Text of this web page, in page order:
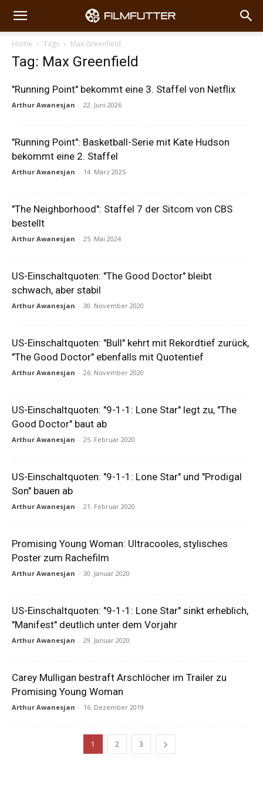
Home Tags Max Greenfield
Tag: Max Greenfield
"Running Point" bekommt eine 3. Staffel von Netflix
Arthur Awanesjan - 22. Juni 2026
"Running Point": Basketball-Serie mit Kate Hudson
bekommt eine 2. Staffel
Arthur Awanesjan - 14. März 2025
"The Neighborhood": Staffel 7 der Sitcom von CBS
bestellt
Arthur Awanesjan - 25. Mai 2024
US-Einschaltquoten: "The Good Doctor" bleibt
schwach, aber stabil
Arthur Awanesjan - 30. November 2020
US-Einschaltquoten: "Bull" kehrt mit Rekordtief zurück,
"The Good Doctor" ebenfalls mit Quotentief
Arthur Awanesjan - 26. November 2020
US-Einschaltquoten: "9-1-1: Lone Star" legt zu, "The
Good Doctor" baut ab
Arthur Awanesjan - 25. Februar 2020
US-Einschaltquoten: "9-1-1: Lone Star" und "Prodigal
Son" bauen ab
Arthur Awanesjan - 21. Februar 2020
Promising Young Woman: Ultracooles, stylisches
Poster zum Rachefilm
Arthur Awanesjan - 30. Januar 2020
US-Einschaltquoten: "9-1-1: Lone Star" sinkt erheblich,
"Manifest" deutlich unter dem Vorjahr
Arthur Awanesjan - 29. Januar 2020
Carey Mulligan bestraft Arschlöcher im Trailer zu
Promising Young Woman
Arthur Awanesjan - 16. Dezember 2019
1 2 3